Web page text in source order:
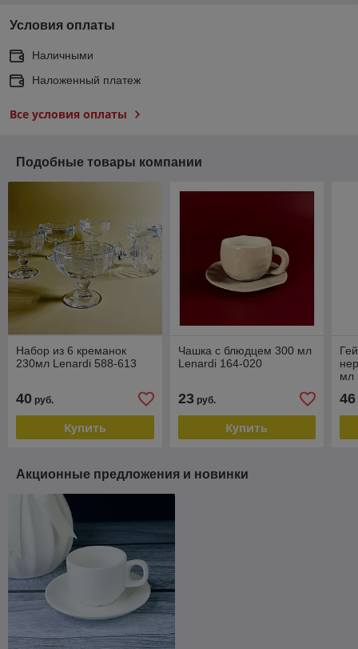
Условия оплаты
Наличными
Наложенный платеж
Все условия оплаты
Подобные товары компании
Набор из 6 креманок
230мл Lenardi 588-613
40 руб.
Купить
Чашка с блюдцем 300 мл
Lenardi 164-020
23руб.
Купить
мл
46
Акционные предложения и новинки